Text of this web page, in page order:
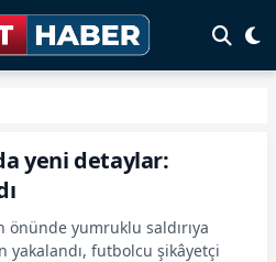
yeni detaylar:
önünde yumruklu saldırıya
yakalandı, futbolcu şikâyetçi